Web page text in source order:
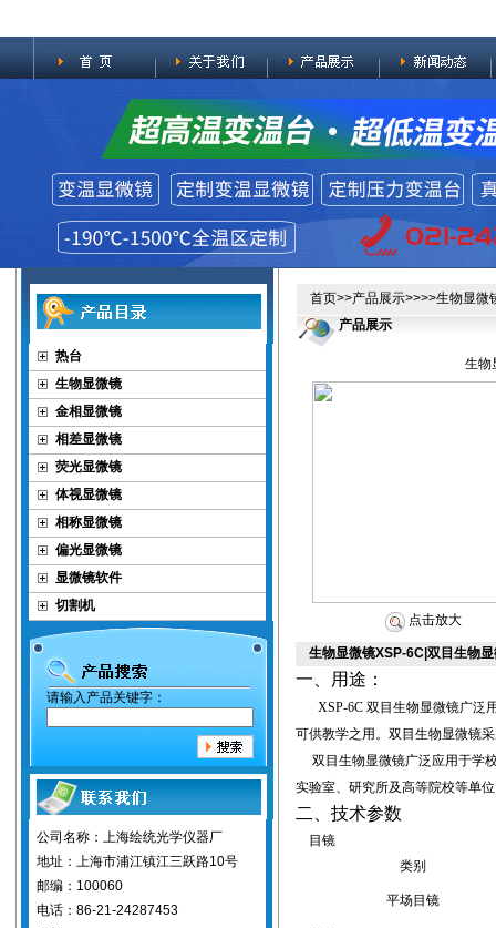
热台
生物显微镜
金相显微镜
相差显微镜
荧光显微镜
体视显微镜
相称显微镜
偏光显微镜
显微镜软件
切割机
请输入产品关键字：
公司名称：上海绘统光学仪器厂
地址：上海市浦江镇江三跃路10号
邮编：100060
电话：86-21-24287453
首页>>产品展示>>>>生物显微
产品展示
生物
点击放大
生物显微镜XSP-6C|双目生物
一、用途：
XSP-6C 双目 生物显微镜广泛
可供教学之用。双目生物显微镜
双目生物显微镜广泛应用于学
实验室、研究所及高等院校等单
二、技术参数
目镜
类别
平场目镜